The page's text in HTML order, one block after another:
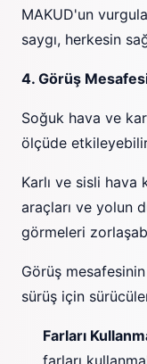
MAKUD'un
saygı, herkesin
4. Görüş
Soğuk hava ve
ölçüde
Karlı ve sisli hava
araçları ve yolun
görmeleri
Görüş
sürüş için
Farları
farları